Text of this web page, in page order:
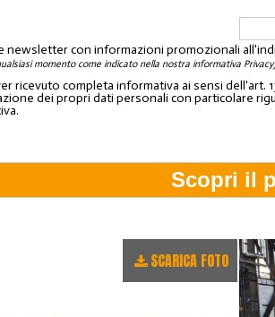
newsletter con informazioni promozionali
momento come indicato nella nostra informativa
ricevuto completa informativa ai sensi dell'art.
dei propri dati personali con particolare
SCARICA FOTO